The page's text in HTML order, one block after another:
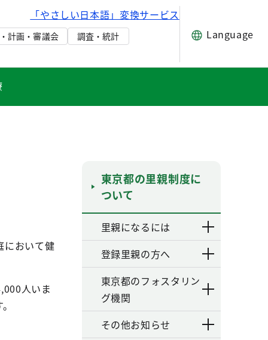
「やさしい日本語」変換サービス
計画・審議会
調査・統計
Language
において健
人いま
東京都の里親制度に
ついて
里親になるには
登録里親の方へ
東京都のフォスタリン
グ機関
その他お知らせ